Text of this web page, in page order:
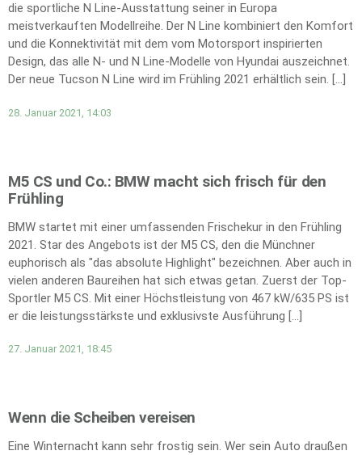
die sportliche N Line-Ausstattung seiner in Europa
meistverkauften Modellreihe. Der N Line kombiniert den Komfort
und die Konnektivität mit dem vom Motorsport inspirierten
Design, das alle N- und N Line-Modelle von Hyundai auszeichnet.
Der neue Tucson N Line wird im Frühling 2021 erhältlich sein. […]
28. Januar 2021, 14:03
M5 CS und Co.: BMW macht sich frisch für den
Frühling
BMW startet mit einer umfassenden Frischekur in den Frühling
2021. Star des Angebots ist der M5 CS, den die Münchner
euphorisch als "das absolute Highlight" bezeichnen. Aber auch in
vielen anderen Baureihen hat sich etwas getan. Zuerst der Top-
Sportler M5 CS. Mit einer Höchstleistung von 467 kW/635 PS ist
er die leistungsstärkste und exklusivste Ausführung […]
27. Januar 2021, 18:45
Wenn die Scheiben vereisen
Eine Winternacht kann sehr frostig sein. Wer sein Auto draußen